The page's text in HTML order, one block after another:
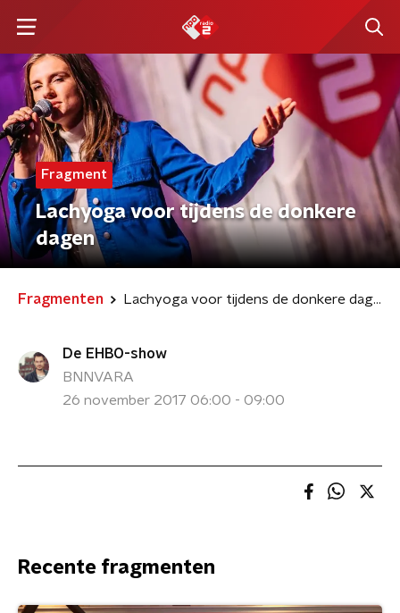
Fragment
Lachyoga voor tijdens de donkere
dagen
Fragmenten Lachyoga voor tijdens de donkere dagen
De EHBO-show
BNNVARA
26 november 2017 06:00 - 09:00
Recente fragmenten